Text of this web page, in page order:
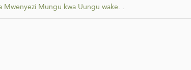
Mwenyezi Mungu kwa Uungu wake. .